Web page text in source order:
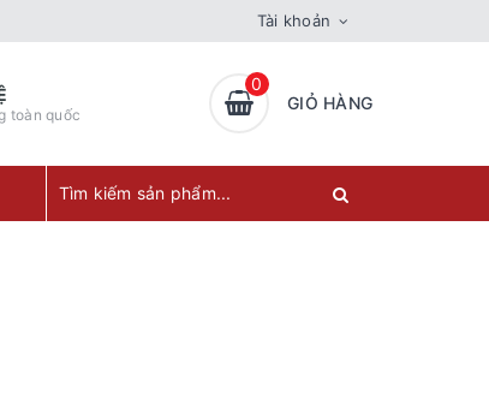
Tài khoản
toàn quốc
0
GIỎ HÀNG